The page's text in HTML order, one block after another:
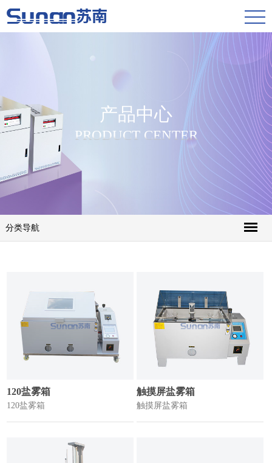
产品中心
PRODUCT CENTER
分类导航
120盐雾箱
120盐雾箱
触摸屏盐雾箱
触摸屏盐雾箱